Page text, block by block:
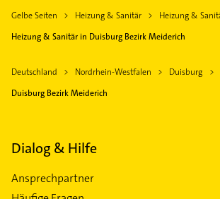
Gelbe Seiten Heizung & Sanitär
Heizung &
Heizung & Sanitär in Duisburg Bezirk Meiderich
Deutschland Nordrhein-Westfalen
Duisburg
Duisburg Bezirk Meiderich
Dialog & Hilfe
Ansprechpartner